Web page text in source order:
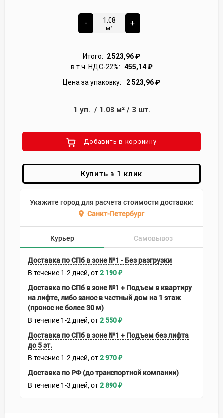
-
м²
+
Итого: 2 523,96₽
в т.ч. НДС-22%: 455,14₽
Цена за упаковку:
2 523,96₽
1 уп. / 1.08 м²/ 3 шт.
Добавить в корзиину
Купить в 1 клик
Укажите город для расчета стоимости доставки:
Санкт-Петербург
Курьер Самовывоз
Доставка по СПб в зоне №1 - Без разгрузки
В течение 1-2 дней 2 190₽
Доставка по СПб в зоне №1 + Подъем в квартиру
на лифте, либо занос в частный дом на 1 этаж
(пронос не более 30 м)
В течение 1-2 дней 2 550₽
Доставка по СПб в зоне №1 + Подъем без лифта
до 5 эт.
В течение 1-2 дней 2 970₽
Доставка по РФ (до транспортной компании)
В течение 1-3 дней 2 890₽